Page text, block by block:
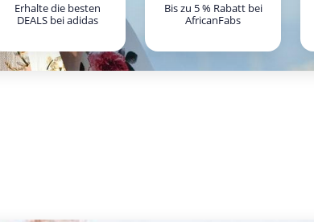
Erhalte die besten
DEALS bei adidas
Bis zu 5 % Rabatt bei
AfricanFabs